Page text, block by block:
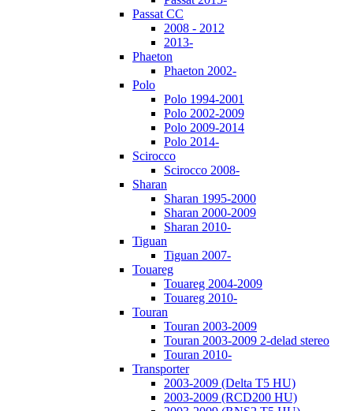
Passat CC
2008 - 2012
2013-
Phaeton
Phaeton 2002-
Polo
Polo 1994-2001
Polo 2002-2009
Polo 2009-2014
Polo 2014-
Scirocco
Scirocco 2008-
Sharan
Sharan 1995-2000
Sharan 2000-2009
Sharan 2010-
Tiguan
Tiguan 2007-
Touareg
Touareg 2004-2009
Touareg 2010-
Touran
Touran 2003-2009
Touran 2003-2009 2-delad stereo
Touran 2010-
Transporter
2003-2009 (Delta T5 HU)
2003-2009 (RCD200 HU)